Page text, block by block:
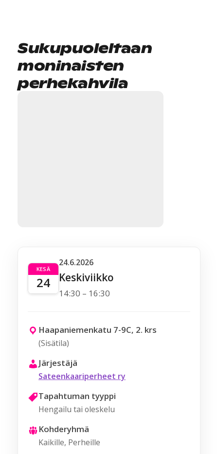
Sukupuoleltaan
moninaisten
perhekahvila
KESÄ
24
24.6.2026
Keskiviikko
14:30 – 16:30
Haapaniemenkatu 7-9C, 2. krs
(Sisätila)
Järjestäjä
Sateenkaariperheet ry
Tapahtuman tyyppi
Hengailu tai oleskelu
Kohderyhmä
Kaikille, Perheille